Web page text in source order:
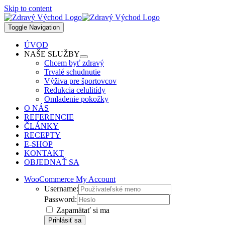
Skip to content
Toggle Navigation
ÚVOD
NAŠE SLUŽBY
Chcem byť zdravý
Trvalé schudnutie
Výživa pre športovcov
Redukcia celulitídy
Omladenie pokožky
O NÁS
REFERENCIE
ČLÁNKY
RECEPTY
E-SHOP
KONTAKT
OBJEDNAŤ SA
WooCommerce My Account
Username:
Password:
Zapamätať si ma